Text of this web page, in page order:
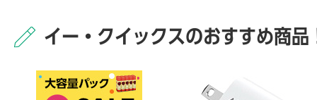
イー・クイックスのおすすめ商品